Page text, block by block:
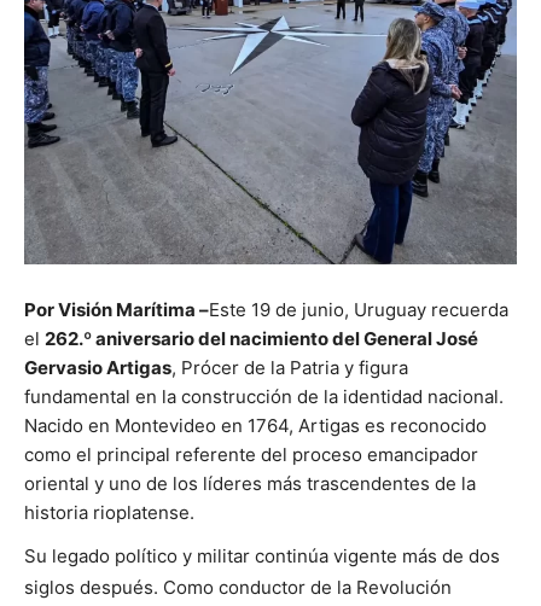
Por Visión Marítima –Este 19 de junio, Uruguay recuerda
el 262.º aniversario del nacimiento del General José
Gervasio Artigas, Prócer de la Patria y figura
fundamental en la construcción de la identidad nacional.
Nacido en Montevideo en 1764, Artigas es reconocido
como el principal referente del proceso emancipador
oriental y uno de los líderes más trascendentes de la
historia rioplatense.
Su legado político y militar continúa vigente más de dos
siglos después. Como conductor de la Revolución